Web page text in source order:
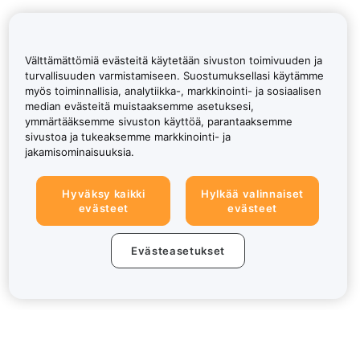
Välttämättömiä evästeitä käytetään sivuston toimivuuden ja
turvallisuuden varmistamiseen. Suostumuksellasi käytämme
myös toiminnallisia, analytiikka-, markkinointi- ja sosiaalisen
median evästeitä muistaaksemme asetuksesi,
ymmärtääksemme sivuston käyttöä, parantaaksemme
sivustoa ja tukeaksemme markkinointi- ja
jakamisominaisuuksia.
Hyväksy kaikki
evästeet
Hylkää valinnaiset
evästeet
Evästeasetukset